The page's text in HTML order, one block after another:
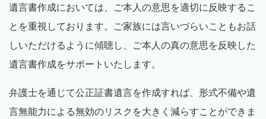
遺言書作成においては、ご本人の意思を適切に反映するこ
とを重視しております。ご家族には言いづらいこともお話
しいただけるように傾聴し、ご本人の真の意思を反映した
遺言書作成をサポートいたします。
弁護士を通じて公正証書遺言を作成すれば、形式不備や遺
言無能力による無効のリスクを大きく減らすことができま